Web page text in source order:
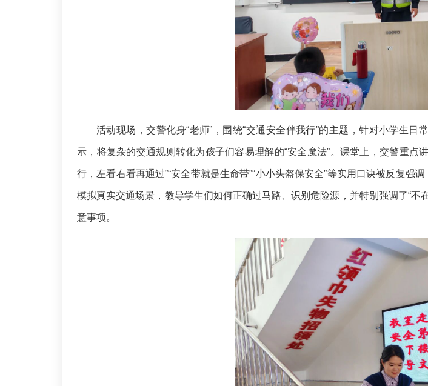
活动现场，交警化身“老师”，围绕“交通安全伴我行”的主题，针对小学生
示，将复杂的交通规则转化为孩子们容易理解的“安全魔法”。课堂上，交警重
行，左看右看再通过”“安全带就是生命带”“小小头盔保安全”等实用口诀被反复
模拟真实交通场景，教导学生们如何正确过马路、识别危险源，并特别强调了“不
意事项。